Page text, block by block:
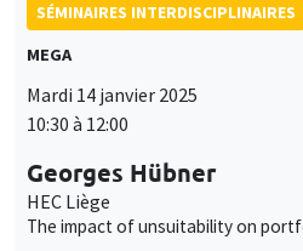
SÉMINAIRES INTERDISCIPLINAIRES
MEGA
Mardi 14 janvier 2025
10:30 à 12:00
Georges Hübner
HEC Liège
The impact of unsuitability on